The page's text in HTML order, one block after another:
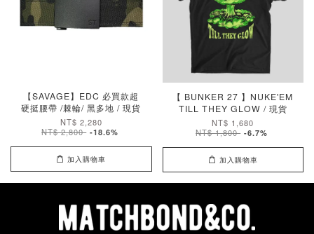
【SAVAGE】EDC 必買款超
硬挺腰帶 /棘輪/ 黑多地 / 現貨
NT$ 2,280
NT$ 2,800 -18.6%
加入購物車
【 BUNKER 27 】NUKE'EM
TILL THEY GLOW / 現貨
NT$ 1,680
NT$ 1,800 -6.7%
加入購物車